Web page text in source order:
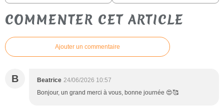
COMMENTER CET ARTICLE
Ajouter un commentaire
B Beatrice 24/06/2026 10:57
Bonjour, un grand merci à vous, bonne journée 😍🥰